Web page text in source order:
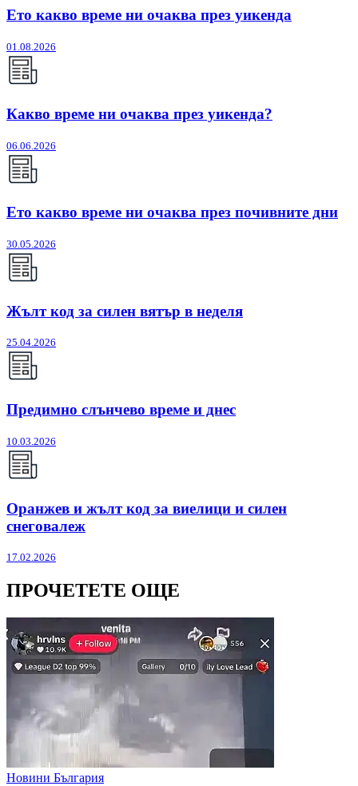
Ето какво време ни очаква през уикенда
01.08.2026
Какво време ни очаква през уикенда?
06.06.2026
Ето какво време ни очаква през почивните дни
30.05.2026
Жълт код за силен вятър в неделя
25.04.2026
Предимно слънчево време и днес
10.03.2026
Оранжев и жълт код за виелици и силен
снеговалеж
17.02.2026
ПРОЧЕТЕТЕ ОЩЕ
Новини България